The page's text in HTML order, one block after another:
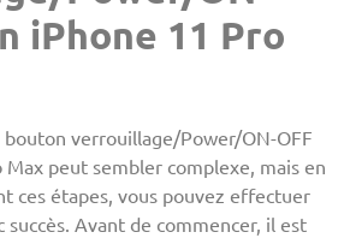
iPhone 11 Pro
verrouillage/Power/ON-OFF
Max peut sembler complexe, mais en
ces étapes, vous pouvez effectuer
Avant de commencer, il est